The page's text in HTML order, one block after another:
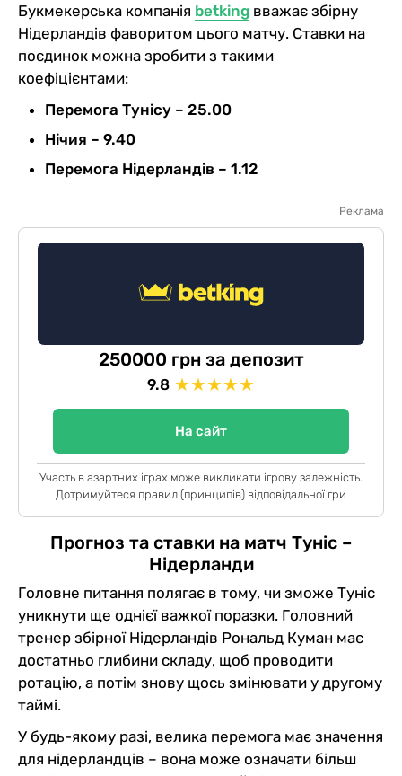
Букмекерська компанія betking вважає збірну
Нідерландів фаворитом цього матчу. Ставки на
поєдинок можна зробити з такими
коефіцієнтами:
Перемога Тунісу – 25.00
Нічия – 9.40
Перемога Нідерландів – 1.12
Реклама
250000 грн за депозит
9.8 ★★★★★
На сайт
Участь в азартних іграх може викликати ігрову залежність.
Дотримуйтеся правил (принципів) відповідальної гри
Прогноз та ставки на матч Туніс –
Нідерланди
Головне питання полягає в тому, чи зможе Туніс
уникнути ще однієї важкої поразки. Головний
тренер збірної Нідерландів Рональд Куман має
достатньо глибини складу, щоб проводити
ротацію, а потім знову щось змінювати у другому
таймі.
У будь-якому разі, велика перемога має значення
для нідерландців – вона може означати більш